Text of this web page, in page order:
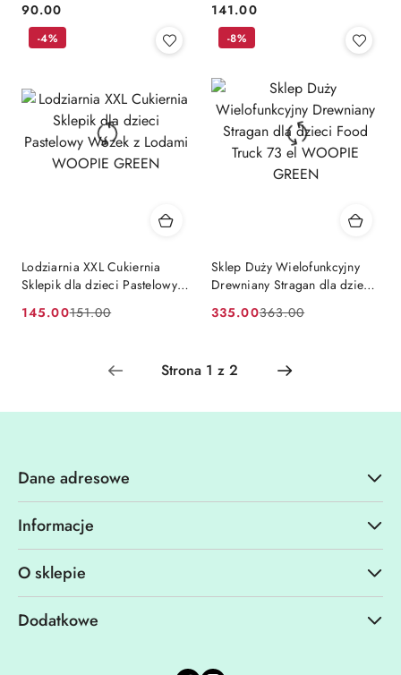
Cena:
90.00
GREEN
Cena:
141.00
Lodziarnia XXL Cukiernia
Sklepik dla dzieci Pastelowy
GREEN
Cena
145.00
Cena
151.00
-4%
Sklep Duży Wielofunkcyjny
Drewniany Stragan dla dzieci
GREEN
Cena
335.00
Cena
promocją:
363.00
-8%
Dane adresowe
Informacje
O sklepie
Dodatkowe